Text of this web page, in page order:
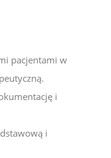
pacjentami w
i
i